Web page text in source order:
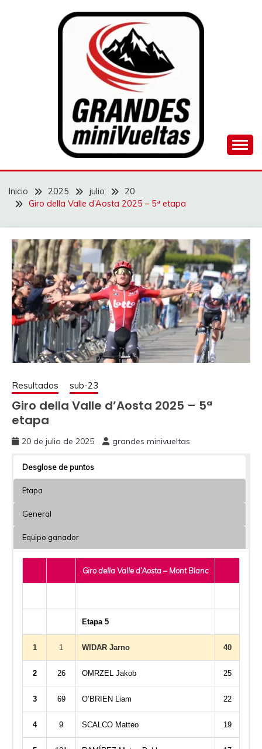
GRANDES
MINIVUELTAS
Inicio 2025 julio
20
Giro della Valle d’Aosta 2025 – 5ª etapa
Resultados sub-23
Giro della Valle d’Aosta 2025 – 5ª
etapa
20 de julio de 2025 grandes minivueltas
Desglose de puntos
Etapa
General
Equipo ganador
Giro della Valle d’Aosta – Mont Blanc
Etapa 5
1 1 WIDAR Jarno 40
2 26 OMRZEL Jakob 25
3 69 O’BRIEN Liam 22
4 9 SCALCO Matteo 19